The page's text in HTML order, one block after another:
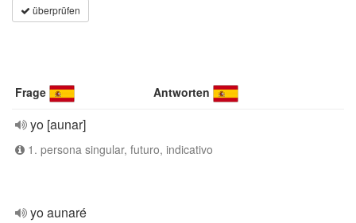
überprüfen
Frage Antworten
yo [aunar]
1. persona singular, futuro, indicativo
yo aunaré